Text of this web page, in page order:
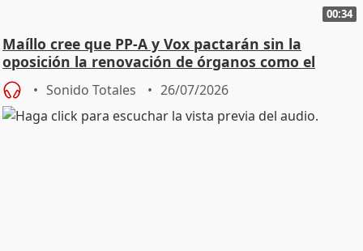
00:34
Maíllo cree que PP-A y Vox pactarán sin la
oposición la renovación de órganos como el
Defensor
Sonido Totales 26/07/2026